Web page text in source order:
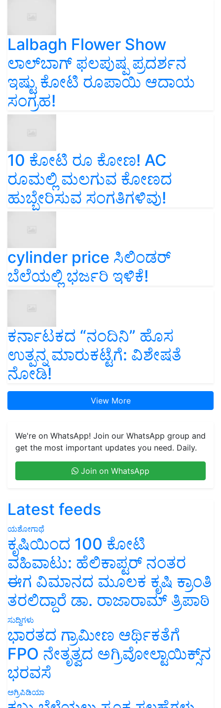
Lalbagh Flower Show
ಲಾಲ್‌ಬಾಗ್ ಫಲಪುಷ್ಪ ಪ್ರದರ್ಶನ
ಇಷ್ಟು ಕೋಟಿ ರೂಪಾಯಿ ಆದಾಯ
ಸಂಗ್ರಹ!
10 ಕೋಟಿ ರೂ ಕೋಣ! AC
ರೂಮಲ್ಲಿ ಮಲಗುವ ಕೋಣದ
ಹುಬ್ಬೇರಿಸುವ ಸಂಗತಿಗಳಿವು!
cylinder price ಸಿಲಿಂಡರ್‌
ಬೆಲೆಯಲ್ಲಿ ಭರ್ಜರಿ ಇಳಿಕೆ!
ಕರ್ನಾಟಕದ “ನಂದಿನಿ” ಹೊಸ
ಉತ್ಪನ್ನ ಮಾರುಕಟ್ಟೆಗೆ: ವಿಶೇಷತೆ
ನೋಡಿ!
View More
We're on WhatsApp! Join our WhatsApp group and
get the most important updates you need. Daily.
Join on WhatsApp
Latest feeds
ಯಶೋಗಾಥೆ
ಕೃಷಿಯಿಂದ 100 ಕೋಟಿ
ವಹಿವಾಟು: ಹೆಲಿಕಾಪ್ಟರ್ ನಂತರ
ಈಗ ವಿಮಾನದ ಮೂಲಕ ಕೃಷಿ ಕ್ರಾಂತಿ
ತರಲಿದ್ದಾರೆ ಡಾ. ರಾಜಾರಾಮ್ ತ್ರಿಪಾಠಿ
ಸುದ್ದಿಗಳು
ಭಾರತದ ಗ್ರಾಮೀಣ ಆರ್ಥಿಕತೆಗೆ
FPO ನೇತೃತ್ವದ ಅಗ್ರಿವೋಲ್ಟಾಯಿಕ್ಸ್‌ನ
ಭರವಸೆ
ಅಗ್ರಿಪಿಡಿಯಾ